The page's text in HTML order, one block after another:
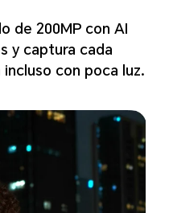
de 200MP con AI
y captura cada
con poca luz.